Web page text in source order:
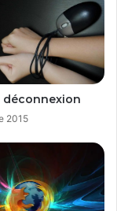
déconnexion
2015